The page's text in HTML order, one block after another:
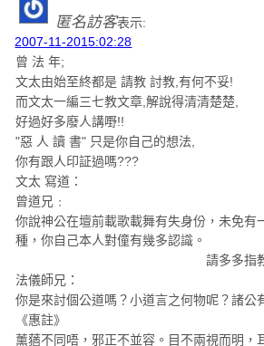
匿名訪客表示:
2007-11-2015:02:28
曾 法 年;
文太由始至終都是 請教 討教,有何不妥!
而文太一編三七教文章,解說得清清楚楚,
好過好多廢人講嘢!!
"惡 人 讀 書" 只是你自己的想法,
你有跟人印証過嗎???
文太 寫道：
曾道兄﹕
你說神公在壇前載歌載舞有失身份，未免有
種，你自己本人對僮有幾多認識。
請多多指
法儀師兄：
你是來討個公道嗎？小道言之何物呢？諸公
《惠註》
薰蕕不同唔，邪正不並容。目不兩視而明，